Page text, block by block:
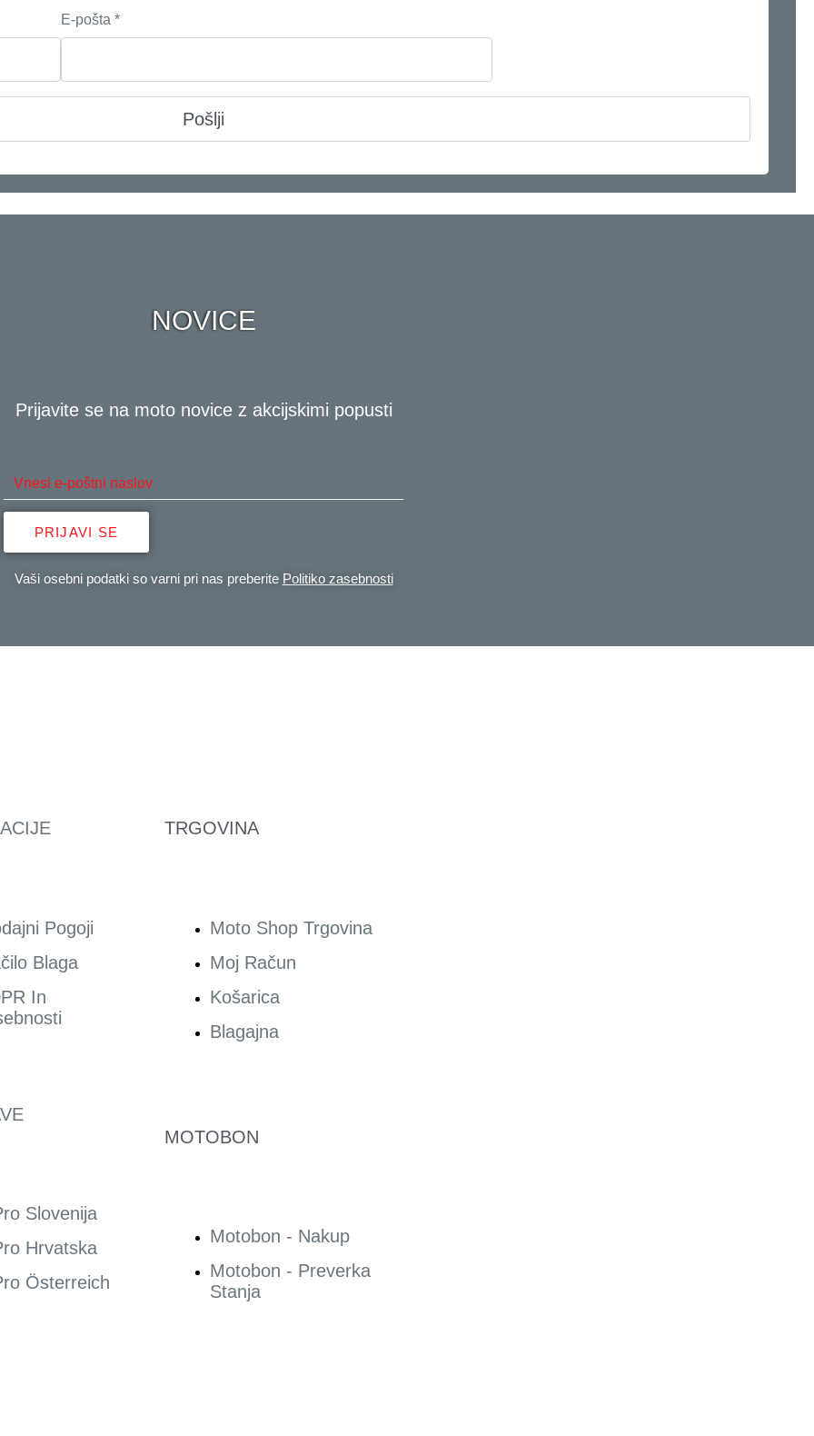
E-pošta*
NOVICE
Prijavite se na moto novice z akcijskimi popusti
PRIJAVI SE
Vaši osebni podatki so varni pri nas preberite Politiko zasebnosti
Pogoji
Blaga
In
Slovenija
Hrvatska
Österreich
TRGOVINA
Moto Shop Trgovina
Moj Račun
Košarica
Blagajna
MOTOBON
Motobon - Nakup
Motobon - Preverka
Stanja